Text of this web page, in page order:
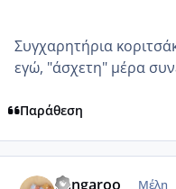
Συγχαρητήρια
εγώ, "άσχετη" μέρα
Παράθεση
kangaroo Μέλη